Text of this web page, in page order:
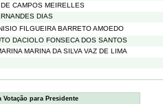
CAMPOS MEIRELLES
DIAS
FILGUEIRA BARRETO AMOEDO
DACIOLO FONSECA DOS SANTOS
MARINA DA SILVA VAZ DE LIMA
Votação para Presidente